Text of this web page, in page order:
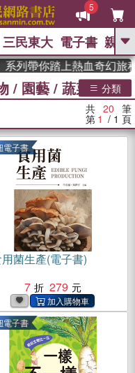
5
GO
圭吾 、 The Odyssey 、
如果歷史是一群喵 、 暑期
國際布克獎 臺灣漫遊錄 、 方
灣的李登輝時代 、 數學女
想、 偉大的迷走神經
三民東大 電子書 親子
帶你踏上熱血奇幻旅程
/ 園藝 / 蔬菜栽培
分類
共 20 筆
第 1 / 1 頁
電子書
菌生產(電子書)
7
279
電子書